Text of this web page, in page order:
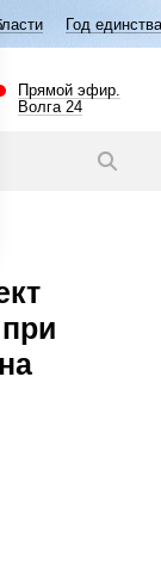
народов
Прямой эфир.
Волга 24